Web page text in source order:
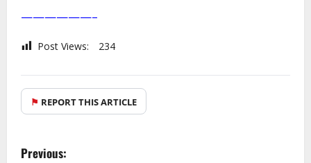
——————–
Post Views: 234
⚑ REPORT THIS ARTICLE
Previous: